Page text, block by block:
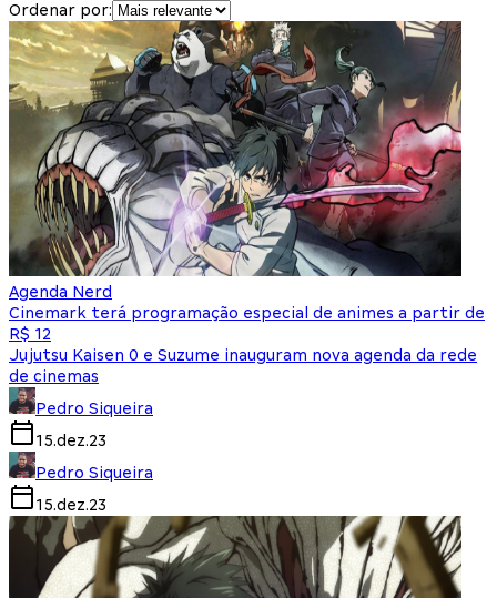
Ordenar por:
Agenda Nerd
Cinemark terá programação especial de animes a partir de
R$ 12
Jujutsu Kaisen 0 e Suzume inauguram nova agenda da rede
de cinemas
Pedro Siqueira
15.dez.23
Pedro Siqueira
15.dez.23